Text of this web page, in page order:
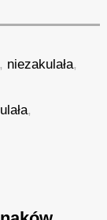
, niezakulała,
,